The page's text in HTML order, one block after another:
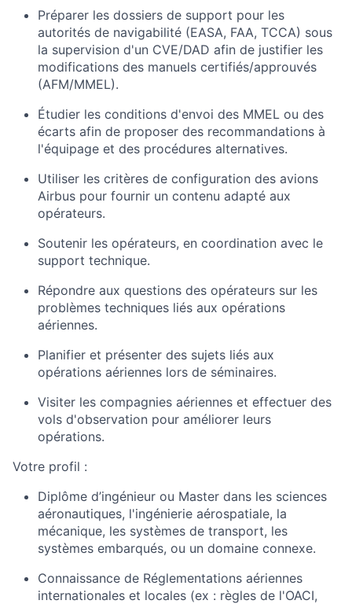
Préparer les dossiers de support pour les
autorités de navigabilité (EASA, FAA, TCCA) sous
la supervision d'un CVE/DAD afin de justifier les
modifications des manuels certifiés/approuvés
(AFM/MMEL).
Étudier les conditions d'envoi des MMEL ou des
écarts afin de proposer des recommandations à
l'équipage et des procédures alternatives.
Utiliser les critères de configuration des avions
Airbus pour fournir un contenu adapté aux
opérateurs.
Soutenir les opérateurs, en coordination avec le
support technique.
Répondre aux questions des opérateurs sur les
problèmes techniques liés aux opérations
aériennes.
Planifier et présenter des sujets liés aux
opérations aériennes lors de séminaires.
Visiter les compagnies aériennes et effectuer des
vols d'observation pour améliorer leurs
opérations.
Votre profil :
Diplôme d’ingénieur ou Master dans les sciences
aéronautiques, l'ingénierie aérospatiale, la
mécanique, les systèmes de transport, les
systèmes embarqués, ou un domaine connexe.
Connaissance de Réglementations aériennes
internationales et locales (ex : règles de l'OACI,